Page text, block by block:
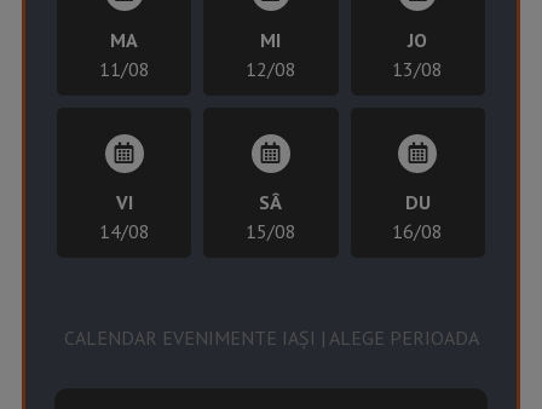
MA
11/08
MI
12/08
JO
13/08
VI
14/08
SÂ
15/08
DU
16/08
CALENDAR EVENIMENTE IAȘI | ALEGE PERIOADA